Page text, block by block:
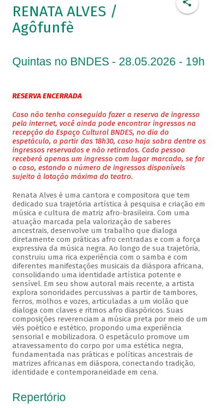
RENATA ALVES /
Agôfunfè
Quintas no BNDES - 28.05.2026 - 19h
RESERVA ENCERRADA
Caso não tenha conseguido fazer a reserva de ingresso
pela internet, você ainda pode encontrar ingressos na
recepção do Espaço Cultural BNDES, no dia do
espetáculo, a partir das 18h30, caso haja sobra dentre os
ingressos reservados e não retirados. Cada pessoa
receberá apenas um ingresso com lugar marcado, se for
o caso, estando o número de ingressos disponíveis
sujeito à lotação máxima do teatro.
Renata Alves é uma cantora e compositora que tem
dedicado sua trajetória artística à pesquisa e criação em
música e cultura de matriz afro-brasileira. Com uma
atuação marcada pela valorização de saberes
ancestrais, desenvolve um trabalho que dialoga
diretamente com práticas afro centradas e com a força
expressiva da música negra. Ao longo de sua trajetória,
construiu uma rica experiência com o samba e com
diferentes manifestações musicais da diáspora africana,
consolidando uma identidade artística potente e
sensível. Em seu show autoral mais recente, a artista
explora sonoridades percussivas a partir de tambores,
ferros, molhos e vozes, articuladas a um violão que
dialoga com claves e ritmos afro diaspóricos. Suas
composições reverenciam a música preta por meio de um
viés poético e estético, propondo uma experiência
sensorial e mobilizadora. O espetáculo promove um
atravessamento do corpo por uma estética negra,
fundamentada nas práticas e políticas ancestrais de
matrizes africanas em diáspora, conectando tradição,
identidade e contemporaneidade em cena.
Repertório